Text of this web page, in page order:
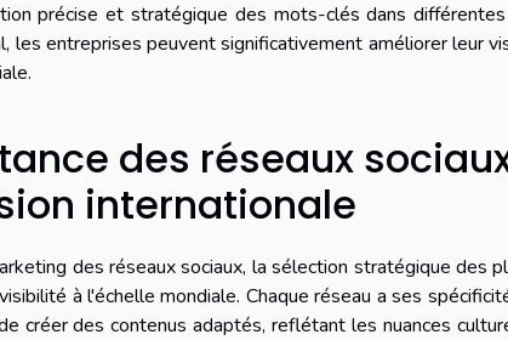
précise et stratégique des mots-clés dans
les entreprises peuvent significativement améliorer leur
des réseaux
internationale
des réseaux sociaux, la sélection stratégique des
à l'échelle mondiale. Chaque réseau a ses
créer des contenus adaptés, reflétant les nuances